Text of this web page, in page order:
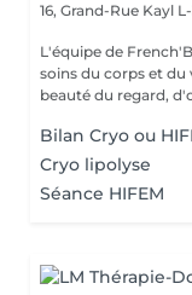
16, Grand-Rue Kayl
L'équipe de
soins du corps et du
beauté du regard,
Bilan Cryo ou
Cryo lipolyse
Séance HIFEM